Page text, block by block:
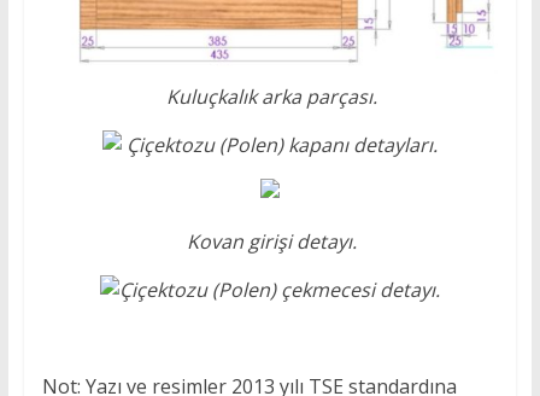
Kuluçkalık arka parçası.
Çiçektozu (Polen) kapanı detayları.
Kovan girişi detayı.
Çiçektozu (Polen) çekmecesi detayı.
Not: Yazı ve resimler 2013 yılı TSE standardına